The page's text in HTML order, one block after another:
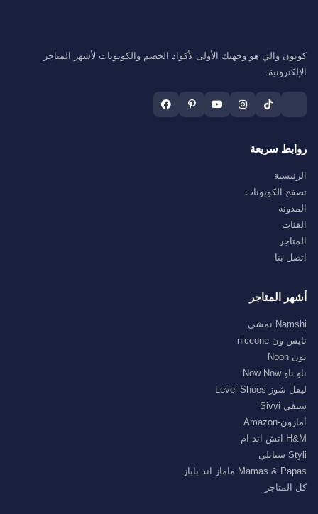
كوبون والي هو وجهتك الأولى لأكواد الخصم والكوبونات لأشهر المتاجر
الإلكترونية.
روابط سريعة
الرئيسية
تصفح الكوبونات
المدونة
الفئات
المتاجر
اتصل بنا
أشهر المتاجر
Namshi نمشي
نايس ون niceone
نون Noon
ناو ناو Now Now
ليفل شوز Level Shoes
سيفي Sivvi
أمازون-Amazon
H&M اتش اند ام
Styli ستايلي
Mamas & Papas ماماز اند باباز
كل المتاجر